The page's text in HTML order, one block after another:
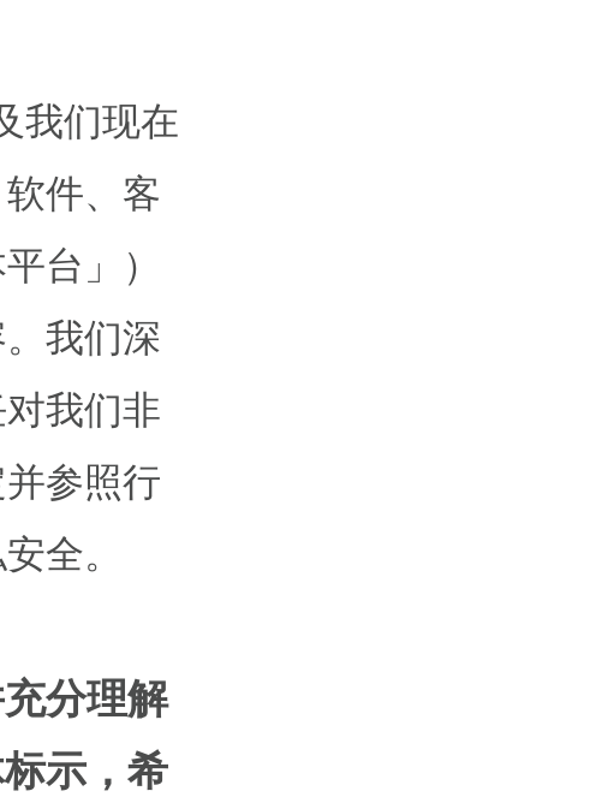
我们现在
件、客
台」）
我们深
我们非
参照行
全。
分理解
示，希